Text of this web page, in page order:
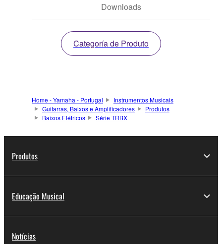
Downloads
Categoría de Produto
Home - Yamaha - Portugal
Instrumentos Musicais
Guitarras, Baixos e Amplificadores
Produtos
Baixos Elétricos
Série TRBX
Produtos
Educação Musical
Notícias